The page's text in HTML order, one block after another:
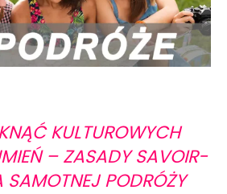
KULTUROWYCH
– ZASADY SAVOIR-
SAMOTNEJ PODRÓŻY